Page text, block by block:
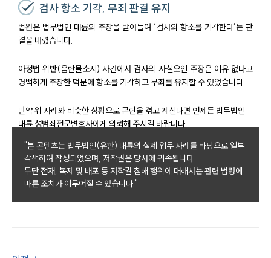
센터소개
센터소개
검사 항소 기각, 무죄 판결 유지
법원은 법무법인 대륜의 주장을 받아들여 ‘검사의 항소를 기각한다’는 판
결을 내렸습니다.
아청법 위반(음란물소지) 사건에서 검사의 사실오인 주장은 이유 없다고
명백하게 주장한 덕분에 항소를 기각하고 무죄를 유지할 수 있었습니다.
만약 위 사례와 비슷한 상황으로 곤란을 겪고 계신다면 언제든 법무법인
대륜 성범죄전문변호사에게 의뢰해 주시길 바랍니다.
"본 콘텐츠는 법무법인(유한) 대륜의 실제 업무 사례를 바탕으로 일부
각색하여 작성되었으며, 저작권은 당사에 귀속됩니다.
무단 전재, 복제 및 배포 등 저작권 침해 행위에 대해서는 관련 법령에
따른 조치가 이루어질 수 있습니다."